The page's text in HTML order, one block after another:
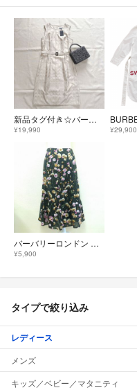
新品タグ付き☆バーバリーロンドン シルク混 ワンピース メガチェック ベルト
¥19,990 ¥29,900
バーバリーロンドン 花柄 プリーツ ロングスカート ブラック系 サイズ 38
¥5,900
タイプで絞り込み
レディース
メンズ
キッズ／ベビー／マタニティ